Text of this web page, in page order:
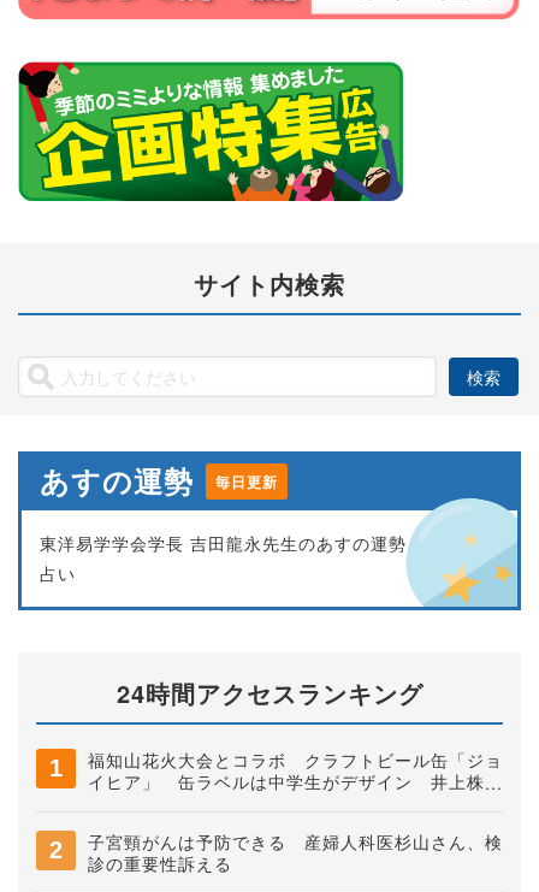
サイト内検索
あすの運勢 毎日更新
東洋易学学会学長 吉田龍永先生のあすの運勢
占い
24時間アクセスランキング
福知山花火大会とコラボ クラフトビール缶「ジョ
イヒア」 缶ラベルは中学生がデザイン 井上株式
子宮頸がんは予防できる 産婦人科医杉山さん、検
診の重要性訴える